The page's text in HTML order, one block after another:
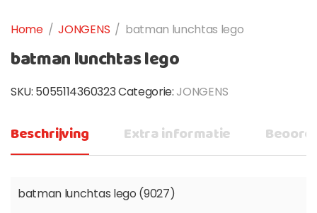
Home / JONGENS / batman lunchtas lego
batman lunchtas lego
SKU: 5055114360323Categorie:JONGENS
Beschrijving Extra informatie
batman lunchtas lego (9027)